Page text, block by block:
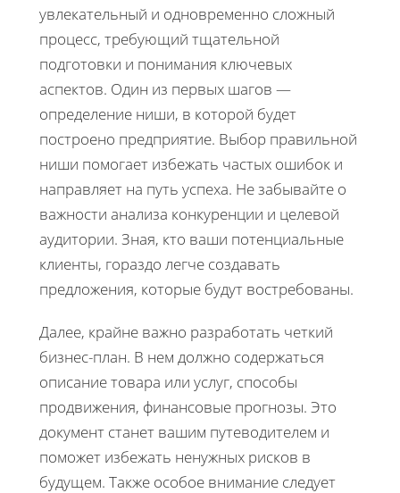
увлекательный и одновременно сложный
процесс, требующий тщательной
подготовки и понимания ключевых
аспектов. Один из первых шагов —
определение ниши, в которой будет
построено предприятие. Выбор правильной
ниши помогает избежать частых ошибок и
направляет на путь успеха. Не забывайте о
важности анализа конкуренции и целевой
аудитории. Зная, кто ваши потенциальные
клиенты, гораздо легче создавать
предложения, которые будут востребованы.
Далее, крайне важно разработать четкий
бизнес-план. В нем должно содержаться
описание товара или услуг, способы
продвижения, финансовые прогнозы. Это
документ станет вашим путеводителем и
поможет избежать ненужных рисков в
будущем. Также особое внимание следует